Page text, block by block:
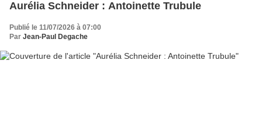
Aurélia Schneider : Antoinette Trubule
Publié le 11/07/2026 à 07:00
Par Jean-Paul Degache